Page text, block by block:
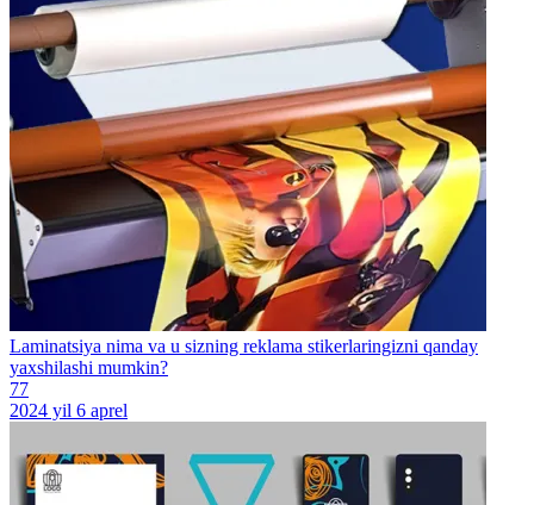
Laminatsiya nima va u sizning reklama stikerlaringizni qanday
yaxshilashi mumkin?
77
2024 yil 6 aprel